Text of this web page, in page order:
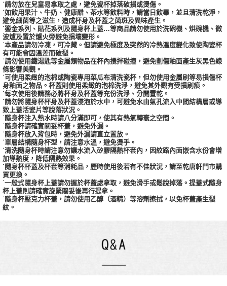
˙請勿放在兒童易拿取之處，避免瓷杯掉落破損或燙傷。
˙如飲用果汁、牛奶、健康醋、茶水等飲料時，請當日飲畢，並且清洗乾淨，
避免細菌等之滋生，造成杯身及杯蓋之菌斑及異味產生。
˙鎏金系列、貼花系列及隨身杯上蓋…等商品請勿使用於洗碗機、烘碗機、微
波爐及置於爐火旁避免損壞變形。
˙本產品請勿冷凍，可冷藏。但請避免極度及突然的冷熱溫度變化致使陶瓷杯
有可能會因溫差而破裂。
˙請勿使用鐵湯匙等金屬類物品在杯內攪拌碰撞，避免劃傷釉面產生灰黑色線
條影響美觀。
˙可使用柔緻的泡棉或陶瓷專用菜瓜布清洗瓷杯，但勿使用金屬刷等易損傷杯
身釉面之物品。杯蓋則使用柔緻的泡棉洗淨，避免其外觀有受損刷痕。
˙每次使用後請務必將杯身及杯蓋等充份洗淨、分開置乾。
˙請勿將隨身杯杯身及杯蓋浸泡於水中，可避免水由氣孔流入中間結構層或導
致上蓋活瓷片等脫落狀況。
˙隨身杯注入熱水時請八分滿即可，使其有熱氣轉寰之空間。
˙隨身杯請確實關妥杯蓋，避免外漏。
˙隨身杯放入背包時，避免外漏請直立置放。
˙單層結構隨身杯型，請注意水溫，避免燙手。
˙清洗隨身杯時請注意勿讓水流入矽膠隔熱杯套內，因紋路內面嵌含水份會增
加導熱度，降低隔熱效果。
˙隨身杯杯蓋及杯套等消耗品，歷時使用後若有不佳狀況，請至乾唐軒門市購
買更換。
˙一般式隨身杯上蓋請勿握於杯蓋處拿取，避免滑手或鬆脫掉落。提蓋式隨身
杯上蓋則請確實旋緊關妥後再行提拿。
˙隨身杯壓克力杯蓋，請勿使用乙醇（酒精）等溶劑擦拭，以免杯蓋產生裂
紋。